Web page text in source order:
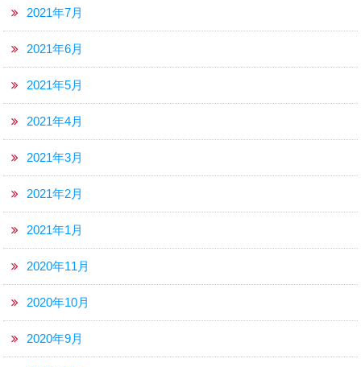
2021年7月
2021年6月
2021年5月
2021年4月
2021年3月
2021年2月
2021年1月
2020年11月
2020年10月
2020年9月